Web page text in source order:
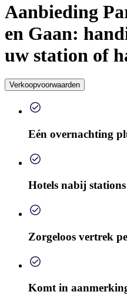
Aanbieding
en Gaan:
uw station of
Verkoopvoorwaarden
Eén overnachting
Hotels nabij
Zorgeloos vertrek
Komt in